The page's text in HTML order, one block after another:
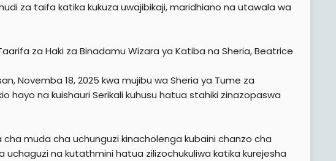
za taifa katika kukuza uwajibikaji, maridhiano na utawala wa
za Haki za Binadamu Wizara ya Katiba na Sheria, Beatrice
Novemba 18, 2025 kwa mujibu wa Sheria ya Tume za
hayo na kuishauri Serikali kuhusu hatua stahiki zinazopaswa
muda cha uchunguzi kinacholenga kubaini chanzo cha
na kutathmini hatua zilizochukuliwa katika kurejesha